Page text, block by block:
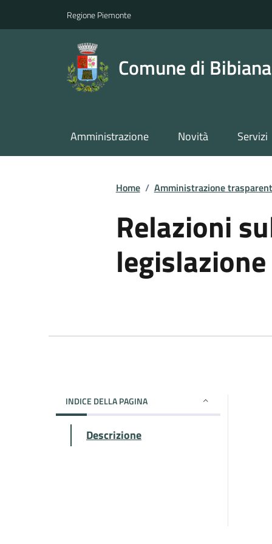
Regione Piemonte
Comune di Bibiana
Amministrazione Novità Servizi
Home / Amministrazione
Relazioni
legislazione
INDICE DELLA PAGINA
Descrizione